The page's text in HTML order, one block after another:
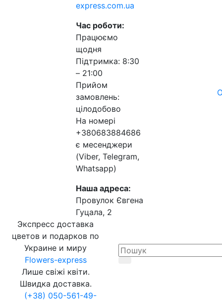
express.com.ua
Час роботи:
Працюємо
щодня
Підтримка: 8:30
– 21:00
Прийом
замовлень:
цілодобово
На номері
+380683884686
є месенджери
(Viber, Telegram,
Whatsapp)
Наша адреса:
Провулок Євгена
Гуцала, 2
Экспресс доставка
цветов и подарков по
Украине и миру
Flowers-express
Лише свіжі квіти.
Швидка доставка.
(+38) 050-561-49-